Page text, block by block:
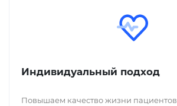
Индивидуальный подход
Повышаем качество жизни пациентов